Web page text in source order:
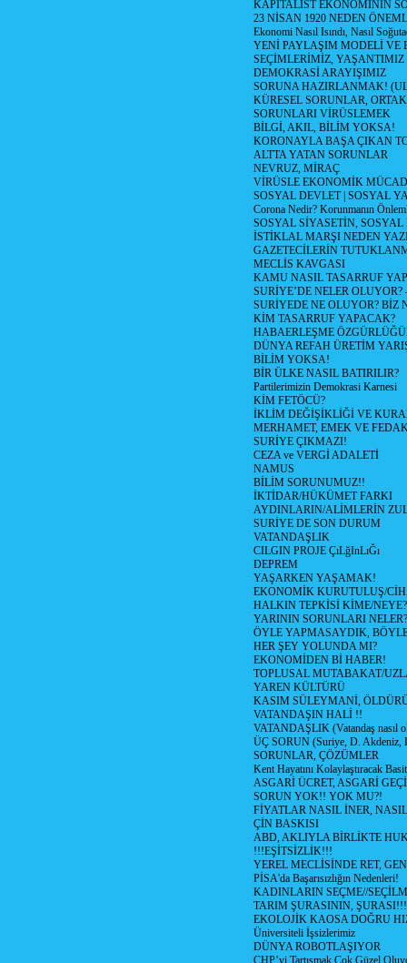
KAPİTALİST EKONOMİNİN
23 NİSAN 1920 NEDEN
Ekonomi Nasıl Isındı, Nasıl
YENİ PAYLAŞIM MODELİ VE
SEÇİMLERİMİZ, YAŞANTIMIZ
DEMOKRASİ ARAYIŞIMIZ
SORUNA HAZIRLANMAK!
KÜRESEL SORUNLAR,
SORUNLARI VİRÜSLEMEK
BİLGİ, AKIL, BİLİM YOKSA!
KORONAYLA BAŞA ÇIKAN
ALTTA YATAN SORUNLAR
NEVRUZ, MİRAÇ
VİRÜSLE EKONOMİK
SOSYAL DEVLET | SOSYAL
Corona Nedir? Korunmanın
SOSYAL SİYASETİN,
İSTİKLAL MARŞI NEDEN
GAZETECİLERİN
MECLİS KAVGASI
KAMU NASIL TASARRUF
SURİYE’DE NELER OLUYOR?
SURİYEDE NE OLUYOR? BİZ
KİM TASARRUF YAPACAK?
HABAERLEŞME
DÜNYA REFAH ÜRETİM
BİLİM YOKSA!
BİR ÜLKE NASIL BATIRILIR?
Partilerimizin Demokrasi Karnesi
KİM FETÖCÜ?
İKLİM DEĞİŞİKLİĞİ VE
MERHAMET, EMEK VE
SURİYE ÇIKMAZI!
CEZA ve VERGİ ADALETİ
NAMUS
BİLİM SORUNUMUZ!!
İKTİDAR/HÜKÜMET FARKI
AYDINLARIN/ALİMLERİN
SURİYE DE SON DURUM
VATANDAŞLIK
CILGIN PROJE ÇıLğInLıĞı
DEPREM
YAŞARKEN YAŞAMAK!
EKONOMİK KURUTULUŞ/
HALKIN TEPKİSİ KİME/NEYE?
YARININ SORUNLARI NELER?
ÖYLE YAPMASAYDIK,
HER ŞEY YOLUNDA MI?
EKONOMİDEN Bİ HABER!
TOPLUSAL MUTABAKAT/
YAREN KÜLTÜRÜ
KASIM SÜLEYMANİ,
VATANDAŞIN HALİ !!
VATANDAŞLIK (Vatandaş nasıl
ÜÇ SORUN (Suriye, D. Akdeniz,
SORUNLAR, ÇÖZÜMLER
Kent Hayatını Kolaylaştıracak
ASGARİ ÜCRET, ASGARİ
SORUN YOK!! YOK MU?!
FİYATLAR NASIL İNER,
ÇİN BASKISI
ABD, AKLIYLA BİRLİKTE
!!!EŞİTSİZLİK!!!
YEREL MECLİSİNDE RET,
PİSA'da Başarısızlığın Nedenleri!
KADINLARIN SEÇME//
TARIM ŞURASININ, ŞURASI!!!
EKOLOJİK KAOSA DOĞRU
Üniversiteli İşsizlerimiz
DÜNYA ROBOTLAŞIYOR
CHP’yi Tartışmak Çok Güzel